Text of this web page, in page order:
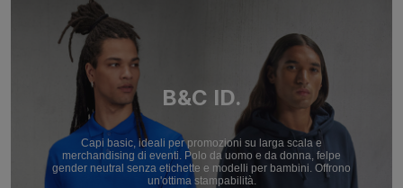
B&C ID.
Capi basic, ideali per promozioni su larga scala e
merchandising di eventi. Polo da uomo e da donna, felpe
gender neutral senza etichette e modelli per bambini. Offrono
un'ottima stampabilità.